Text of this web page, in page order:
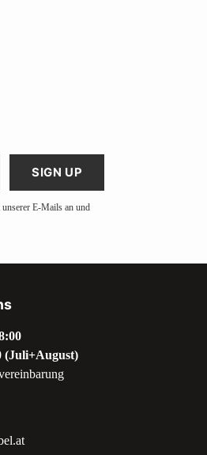
SIGN UP
E-Mails an und
(Juli+August)